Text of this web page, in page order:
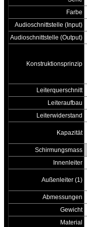
Farbe
Audioschnittstelle (Input)
Audioschnittstelle (Output)
Konstruktionsprinzip
Leiterquerschnitt
Leiteraufbau
Leiterwiderstand
Kapazität
Schirmungsmass
Innenleiter
Außenleiter (1)
Abmessungen
Gewicht
Material